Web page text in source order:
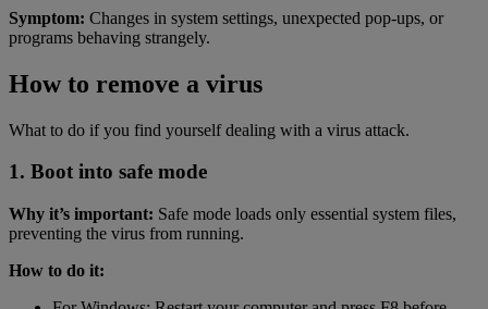
Symptom: Changes in system settings, unexpected pop-ups, or
programs behaving strangely.
How to remove a virus
What to do if you find yourself dealing with a virus attack.
1. Boot into safe mode
Why it’s important: Safe mode loads only essential system files,
preventing the virus from running.
How to do it: